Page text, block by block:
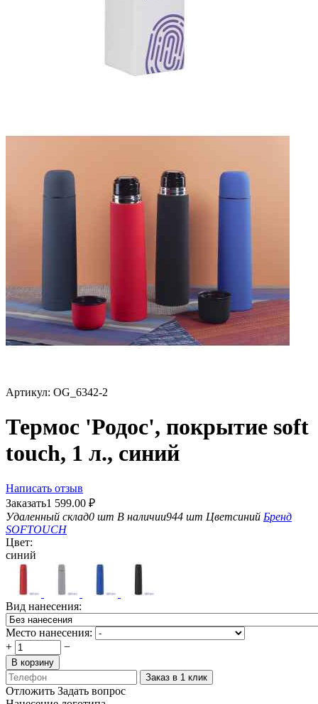
Артикул: OG_6342-2
Термос 'Родос', покрытие soft
touch, 1 л., синий
Написать отзыв
Заказать1 599.00 ₽
Удаленный склад0 шт В наличии944 шт Цветсиний Бренд
SOFTOUCH
Цвет:
синий
Вид нанесения:
Место нанесения:
+
−
В корзину
Заказ в 1 клик
Отложить Задать вопрос